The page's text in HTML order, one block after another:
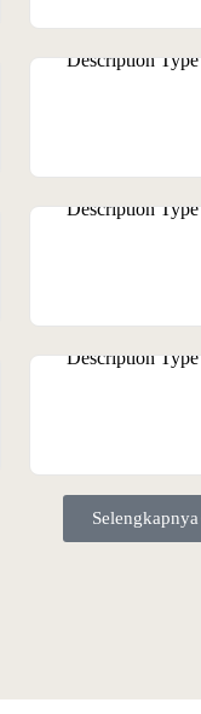
Selengkapnya